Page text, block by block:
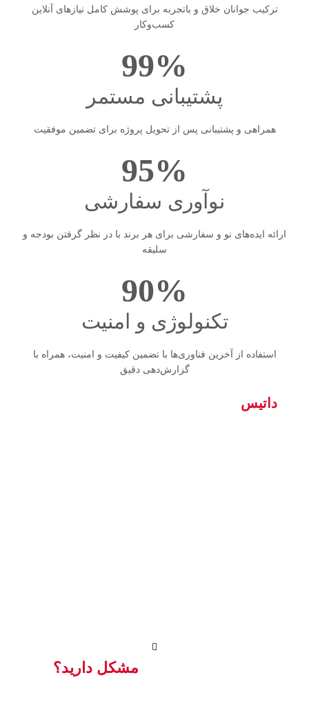
ترکیب جوانان خلاق و باتجربه برای پوشش کامل نیازهای آنلاین
کسب‌وکار
99%
پشتیبانی مستمر
همراهی و پشتیبانی پس از تحویل پروژه برای تضمین موفقیت
95%
نوآوری سفارشی
ارائه ایده‌های نو و سفارشی‌ برای هر برند با در نظر گرفتن بودجه و
سلیقه
90%
تکنولوژی و امنیت
استفاده از آخرین فناوری‌ها با تضمین کیفیت و امنیت، همراه با
گزارش‌دهی دقیق
داتیس
مشکل دارید؟